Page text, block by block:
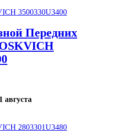
Передних
августа